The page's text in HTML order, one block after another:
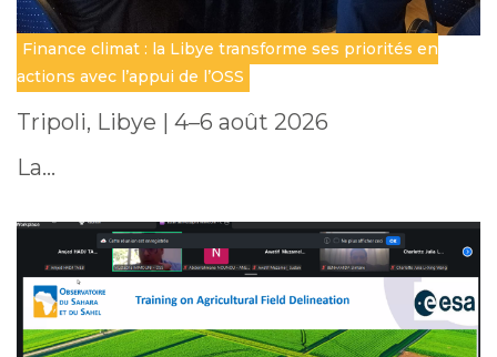
Finance climat : la Libye transforme ses priorités en
actions avec l’appui de l’OSS
Tripoli, Libye | 4–6 août 2026
La…